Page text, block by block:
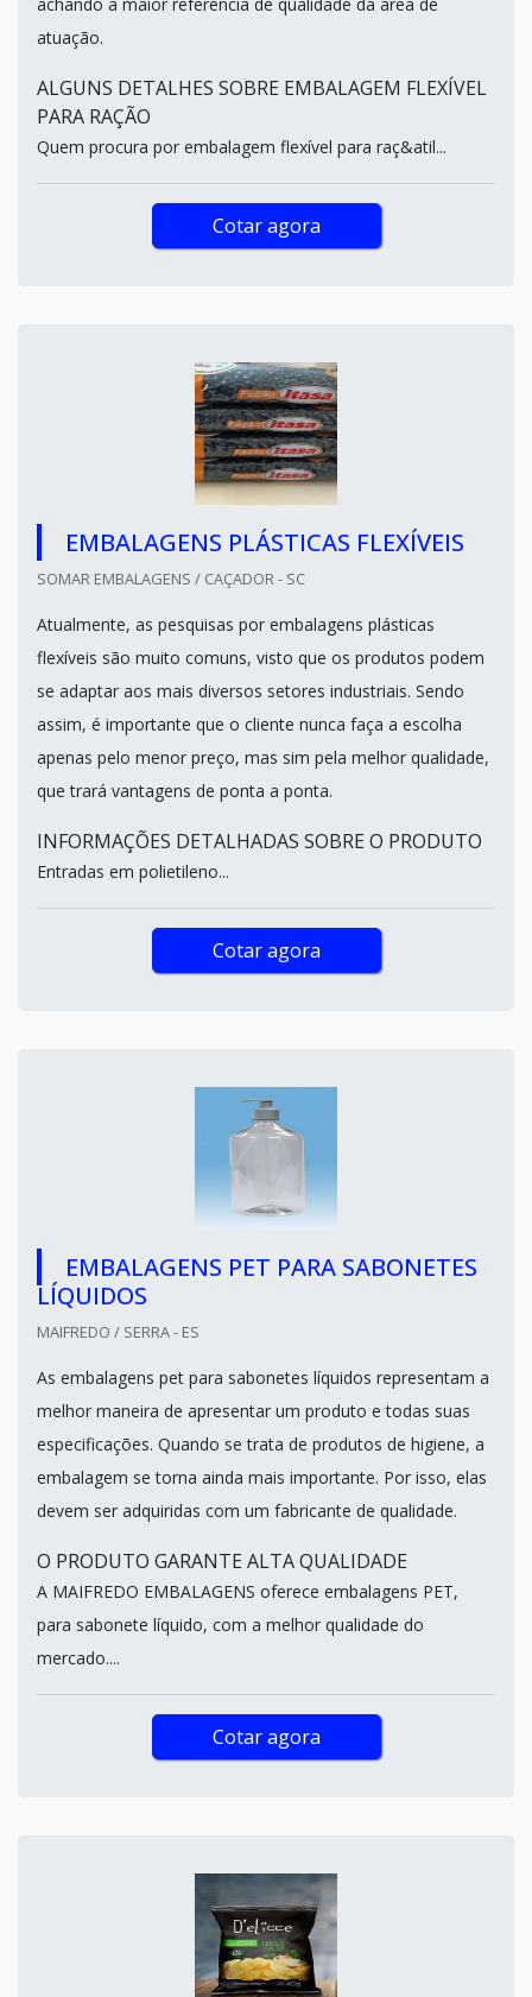
atuação.
ALGUNS DETALHES SOBRE EMBALAGEM FLEXÍVEL
PARA RAÇÃO
Quem procura por embalagem flexível para raç&atil...
Cotar agora
EMBALAGENS PLÁSTICAS FLEXÍVEIS
SOMAR EMBALAGENS / CAÇADOR - SC
Atualmente, as pesquisas por embalagens plásticas
flexíveis são muito comuns, visto que os produtos podem
se adaptar aos mais diversos setores industriais. Sendo
assim, é importante que o cliente nunca faça a escolha
apenas pelo menor preço, mas sim pela melhor qualidade,
que trará vantagens de ponta a ponta.
INFORMAÇÕES DETALHADAS SOBRE O PRODUTO
Entradas em polietileno...
Cotar agora
EMBALAGENS PET PARA SABONETES
LÍQUIDOS
MAIFREDO / SERRA - ES
As embalagens pet para sabonetes líquidos representam a
melhor maneira de apresentar um produto e todas suas
especificações. Quando se trata de produtos de higiene, a
embalagem se torna ainda mais importante. Por isso, elas
devem ser adquiridas com um fabricante de qualidade.
O PRODUTO GARANTE ALTA QUALIDADE
A MAIFREDO EMBALAGENS oferece embalagens PET,
para sabonete líquido, com a melhor qualidade do
mercado....
Cotar agora